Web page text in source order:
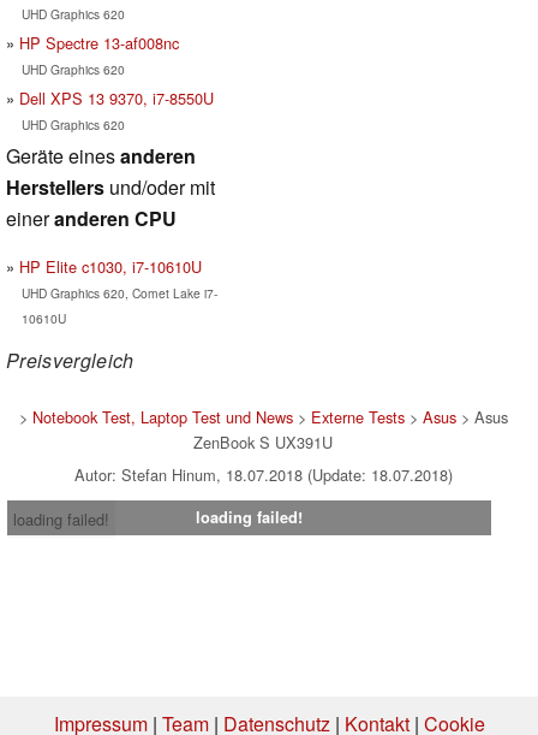
UHD Graphics 620
HP Spectre 13-af008nc
UHD Graphics 620
Dell XPS 13 9370, i7-8550U
UHD Graphics 620
Geräte einesanderen
Herstellers und/oder mit
eineranderen CPU
HP Elite c1030, i7-10610U
UHD Graphics 620, Comet Lake i7-
10610U
Preisvergleich
> Notebook Test, Laptop Test und News> Externe Tests> Asus> Asus
ZenBook S UX391U
Autor: Stefan Hinum, 18.07.2018 (Update: 18.07.2018)
loading failed!
loading failed!
Impressum| Team| Datenschutz| Kontakt| Cookie